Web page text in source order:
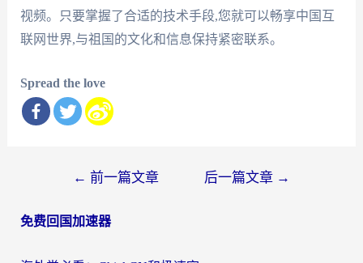
视频。只要掌握了合适的技术手段,您就可以畅享中国互
联网世界,与祖国的文化和信息保持紧密联系。
Spread the love
导
← 前一篇文章 后一篇文章 →
免费回国加速器